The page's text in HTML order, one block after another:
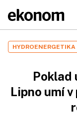
HYDROENERGETIKA
Poklad
Lipno umí